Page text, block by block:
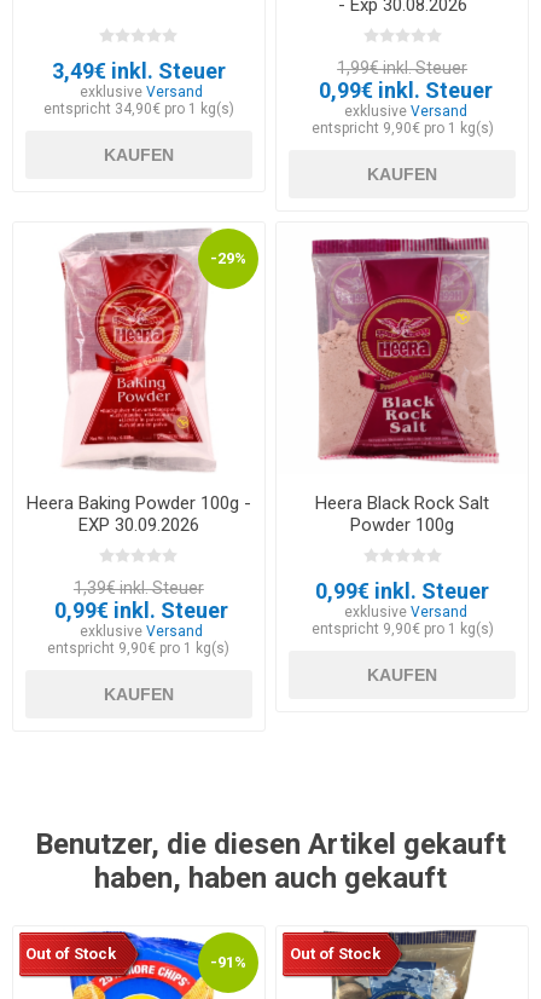
3,49€ inkl. Steuer
exklusiveVersand
entspricht 34,90€ pro 1 kg(s)
KAUFEN
- Exp 30.08.2026
1,99€ inkl. Steuer
0,99€ inkl. Steuer
exklusive Versand
entspricht 9,90€ pro 1 kg(s)
KAUFEN
-29%
Heera Baking Powder 100g -
EXP 30.09.2026
1,39€ inkl. Steuer
0,99€ inkl. Steuer
exklusiveVersand
entspricht 9,90€ pro 1 kg(s)
KAUFEN
Heera Black Rock Salt
Powder 100g
0,99€ inkl. Steuer
exklusive Versand
entspricht 9,90€ pro 1 kg(s)
KAUFEN
Benutzer, die diesen Artikel gekauft
haben, haben auch gekauft
-91%
Out of Stock Out of Stock